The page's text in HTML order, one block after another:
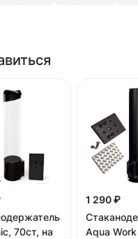
70ст, на
1 290 ₽
Aqua